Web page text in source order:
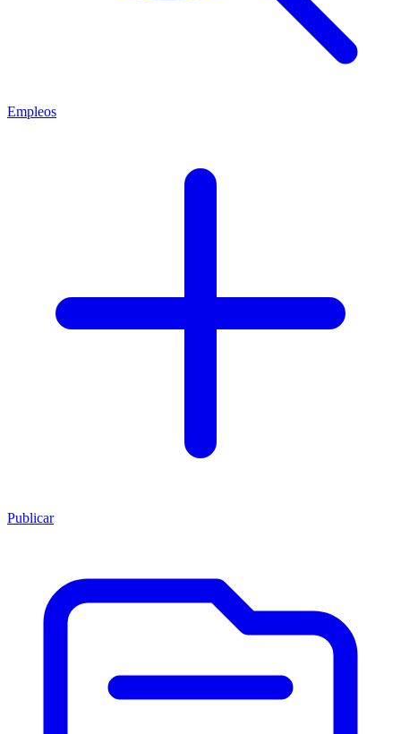
Empleos
Publicar